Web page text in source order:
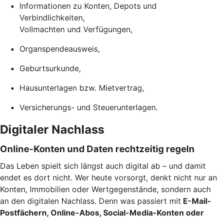
Informationen zu Konten, Depots und
Verbindlichkeiten,
Vollmachten und Verfügungen,
Organspendeausweis,
Geburtsurkunde,
Hausunterlagen bzw. Mietvertrag,
Versicherungs- und Steuerunterlagen.
Digitaler Nachlass
Online-Konten und Daten rechtzeitig regeln
Das Leben spielt sich längst auch digital ab – und damit
endet es dort nicht. Wer heute vorsorgt, denkt nicht nur an
Konten, Immobilien oder Wertgegenstände, sondern auch
an den digitalen Nachlass. Denn was passiert mit E-Mail-
Postfächern, Online-Abos, Social-Media-Konten oder